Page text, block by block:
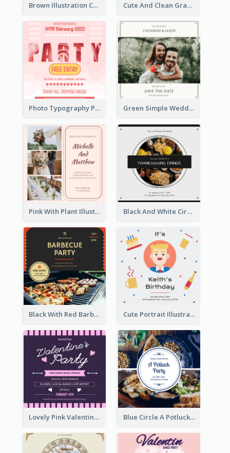
Brown Illustration Christmas Sweater Party Invitation Cute And Clean Graduation Ceremony Invitation Design Ideas
Photo Typography Party Invitation Design Templates Green Simple Wedding Photo Wedding Invitation
Pink With Plant Illustration Wedding Party Invitation Black And White Circle Photo Thanksgiving Dinner Invitation
Black With Red Barbecue Housewarming Invitation Cute Portrait Illustration Birthday Party Invitation
Lovely Pink Valentine Celebration Invitation Design Ideas Blue Circle A Potluck Party Invitation